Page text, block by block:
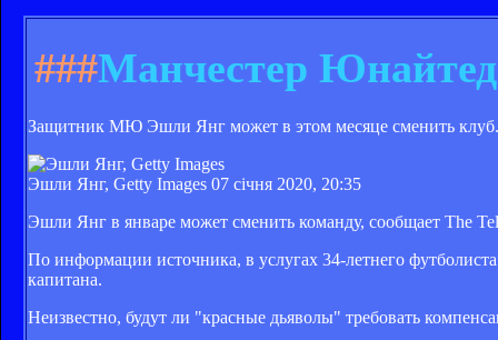
###Манчестер
Защитник МЮ Эшли Янг может в этом месяце сменить клуб.
Эшли Янг, Getty Images 07 січня 2020, 20:35
Эшли Янг в январе может сменить команду, сообщает The
По информации источника, в услугах 34-летнего
капитана.
Неизвестно, будут ли "красные дьяволы" требовать